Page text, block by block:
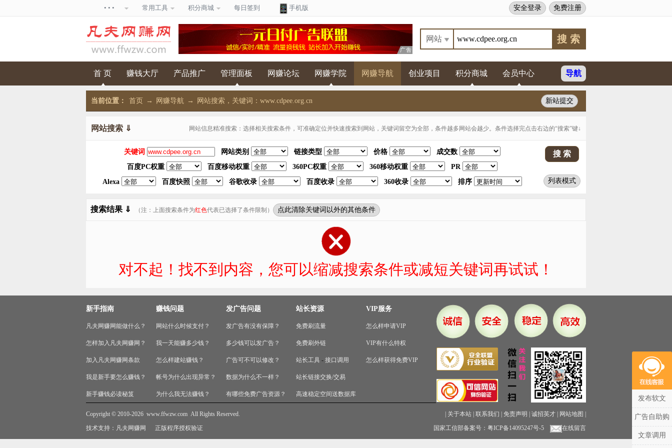
• • • 常用工具 积分商城 每日签到 手机版 免费注册
安全登录
首 页 赚钱大厅 产品推广 管理面板 网赚论坛 网赚学院 网赚导航 创业项目 积分商城 会员中心 导航
当前位置： 首页 → 网赚导航 → 网站搜索，关键词：www.cdpee.org.cn 新站提交
网站搜索 ⇓ 网站信息精准搜索：选择相关搜索条件，可准确定位并快速搜索到网站，关键词留空为全部，条件越多网站会越少。条件选择完点击右边的“搜索”键↓
关键词 网站类别 链接类型 价格
成交数
百度PC权重
百度移动权重 360PC权重 360移动权重
PR
Alexa
百度快照 谷歌收录 百度收录 360收录 排序 列表模式
搜索结果 ⇓ （注：上面搜索条件为红色代表已选择了条件限制） 点此清除关键词以外的其他条件
对不起！找不到内容，您可以缩减搜索条件或减短关键词再试试！
新手指南
凡夫网赚网能做什么？
怎样加入凡夫网赚网？
加入凡夫网赚网条款
我是新手要怎么赚钱？
新手赚钱必读秘笈
赚钱问题
网站什么时候支付？
我一天能赚多少钱？
怎么样建站赚钱？
帐号为什么出现异常？
为什么我无法赚钱？
发广告问题
发广告有没有保障？
多少钱可以发广告？
广告可不可以修改？
数据为什么不一样？
有哪些免费广告资源？
站长资源
免费刷流量
免费刷外链
站长工具 - 接口调用
站长链接交换/交易
高速稳定空间送数据库
VIP服务
怎么样申请VIP
VIP有什么特权
怎么样获得免费VIP
Copyright © 2010-2026 www.ffwzw.com All Rights Reserved. 关于本站 联系我们 免责声明 诚招英才 网站地图
技术支持： 凡夫网赚网 正版程序授权验证 国家工信部备案号： 粤ICP备14095247号-5 在线留言
发布软文
广告自助购
文章调用